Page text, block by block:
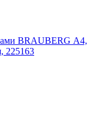
BRAUBERG А4,
225163